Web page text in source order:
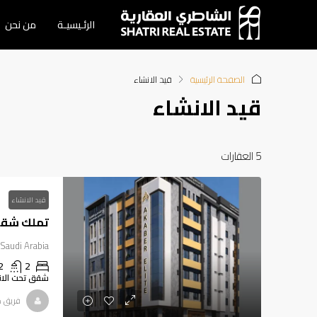
الرئـيسيـة من نحن
الصفحة الرئيسية قيد الانشاء
قيد الانشاء
5 العقارات
قيد الانشاء
تملك
Arabia
2
شقق تحت
فريق